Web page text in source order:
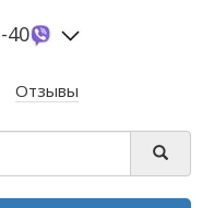
40
Отзывы